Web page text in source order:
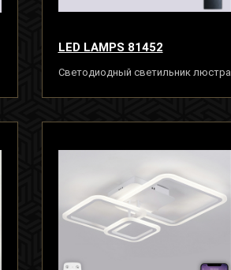
LED LAMPS 81452
Светодиодный светильник люстра
LED